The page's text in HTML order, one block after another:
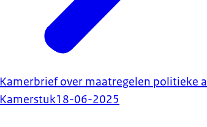
Kamerbrief over maatregelen politieke
Kamerstuk18-06-2025